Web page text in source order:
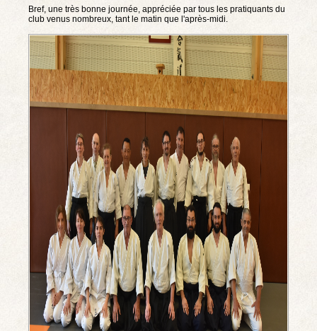
Bref, une très bonne journée, appréciée par tous les pratiquants du
club venus nombreux, tant le matin que l'après-midi.